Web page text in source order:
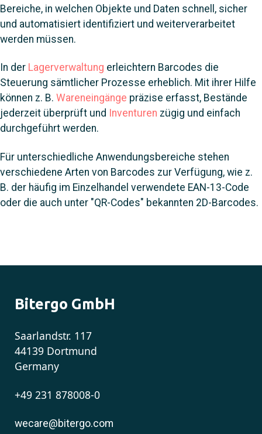
Bereiche, in welchen Objekte und Daten schnell, sicher
und automatisiert identifiziert und weiterverarbeitet
werden müssen.
In der Lagerverwaltung erleichtern Barcodes die
Steuerung sämtlicher Prozesse erheblich. Mit ihrer Hilfe
können z. B. Wareneingänge präzise erfasst, Bestände
jederzeit überprüft und Inventuren zügig und einfach
durchgeführt werden.
Für unterschiedliche Anwendungsbereiche stehen
verschiedene Arten von Barcodes zur Verfügung, wie z.
B. der häufig im Einzelhandel verwendete EAN-13-Code
oder die auch unter "QR-Codes" bekannten 2D-Barcodes.
Bitergo GmbH
Saarlandstr. 117
44139 Dortmund
Germany
+49 231 878008-0
wecare@bitergo.com